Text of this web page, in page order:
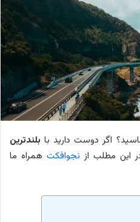
اگر دوست دارید با بلندترین
این مطلب از نجوافکت همراه ما